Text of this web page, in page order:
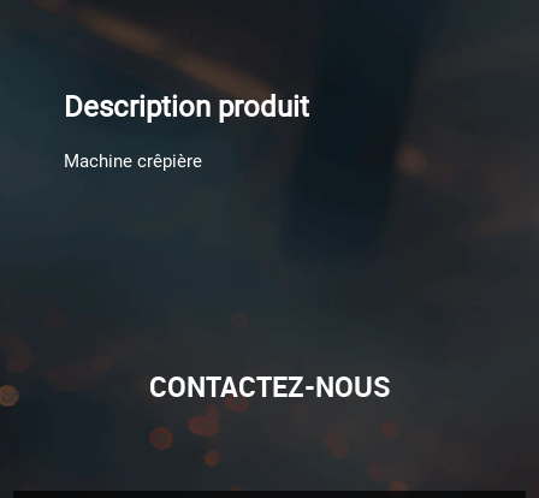
Description produit
Machine crêpière
CONTACTEZ-NOUS